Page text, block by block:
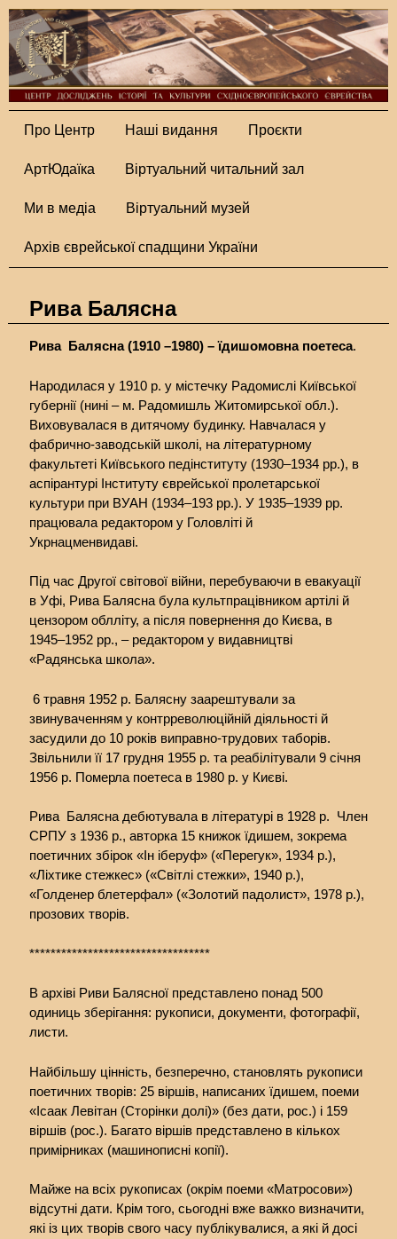
Про Центр Наші видання Проєкти
АртЮдаїка Віртуальний читальний зал
Ми в медіа Віртуальний музей
Архів єврейської спадщини України
Рива Балясна
Рива Балясна (1910 –1980) – їдишомовна поетеса.
Народилася у 1910 р. у містечку Радомислі Київської
губернії (нині – м. Радомишль Житомирської обл.).
Виховувалася в дитячому будинку. Навчалася у
фабрично-заводській школі, на літературному
факультеті Київського педінституту (1930–1934 рр.), в
аспірантурі Інституту єврейської пролетарської
культури при ВУАН (1934–193 рр.). У 1935–1939 рр.
працювала редактором у Головліті й
Укрнацменвидаві.
Під час Другої світової війни, перебуваючи в евакуації
в Уфі, Рива Балясна була культпрацівником артілі й
цензором облліту, а після повернення до Києва, в
1945–1952 рр., – редактором у видавництві
«Радянська школа».
6 травня 1952 р. Балясну заарештували за
звинуваченням у контрреволюційній діяльності й
засудили до 10 років виправно-трудових таборів.
Звільнили її 17 грудня 1955 р. та реабілітували 9 січня
1956 р. Померла поетеса в 1980 р. у Києві.
Рива Балясна дебютувала в літературі в 1928 р. Член
СРПУ з 1936 р., авторка 15 книжок їдишем, зокрема
поетичних збірок «Ін іберуф» («Перегук», 1934 р.),
«Ліхтике стежкес» («Світлі стежки», 1940 р.),
«Голденер блетерфал» («Золотий падолист», 1978 р.),
прозових творів.
**********************************
В архіві Риви Балясної представлено понад 500
одиниць зберігання: рукописи, документи, фотографії,
листи.
Найбільшу цінність, безперечно, становлять рукописи
поетичних творів: 25 віршів, написаних їдишем, поеми
«Ісаак Левітан (Сторінки долі)» (без дати, рос.) і 159
віршів (рос.). Багато віршів представлено в кількох
примірниках (машинописні копії).
Майже на всіх рукописах (окрім поеми «Матросови»)
відсутні дати. Крім того, сьогодні вже важко визначити,
які із цих творів свого часу публікувалися, а які й досі